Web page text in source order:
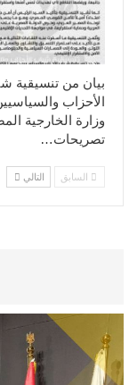
بيان من تنسيقية
الأحزاب
وزارة الخارجية
تصريحات…
السابق التالي